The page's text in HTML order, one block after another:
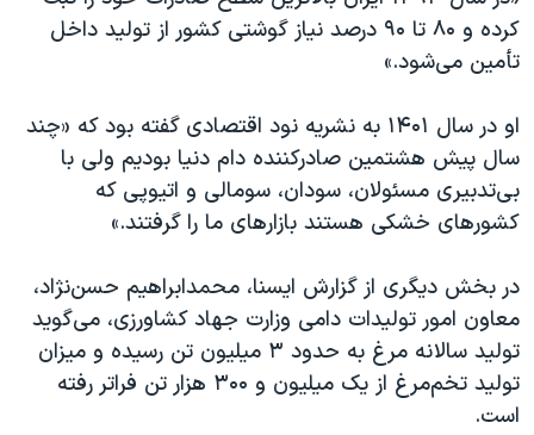
کرده و ۸۰ تا ۹۰ درصد نیاز گوشتی کشور از تولید داخل
تأمین می‌شود.»
او در سال ۱۴۰۱ به نشریه نود اقتصادی گفته بود که «چند
سال پیش هشتمین صادرکننده دام دنیا بودیم ولی با
بی‌تدبیری مسئولان، سودان، سومالی و اتیوپی که
کشورهای خشکی هستند بازارهای ما را گرفتند.»
در بخش دیگری از گزارش ایسنا، محمدابراهیم حسن‌نژاد،
معاون امور تولیدات دامی وزارت جهاد کشاورزی، می‌گوید
تولید سالانه مرغ به حدود ۳ میلیون تن رسیده و میزان
تولید تخم‌مرغ از یک میلیون و ۳۰۰ هزار تن فراتر رفته
است.